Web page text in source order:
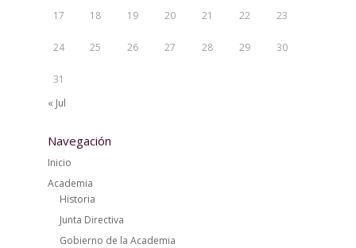
17 18 19 20 21 22 23
24 25 26 27 28 29 30
31
« Jul
Navegación
Inicio
Academia
Historia
Junta Directiva
Gobierno de la Academia